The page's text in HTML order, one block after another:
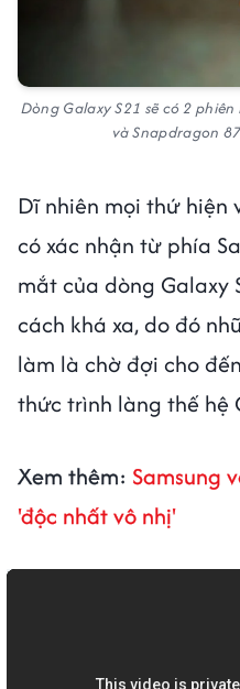
Dòng Galaxy S21 sẽ có 2
và Snapdragon
Dĩ nhiên mọi thứ hiện
có xác nhận từ phía
mắt của dòng Galaxy
cách khá xa, do đó
làm là chờ đợi cho
thức trình làng thế hệ
Xem thêm: Samsung
'độc nhất vô nhị'